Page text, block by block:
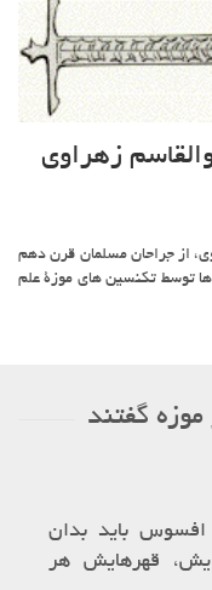
زهراوی
از جراحان مسلمان قرن دهم
توسط تکنسین های موزۀ علم
موزه گفتند
ای نیست که با افسوس
غمزه هایش،